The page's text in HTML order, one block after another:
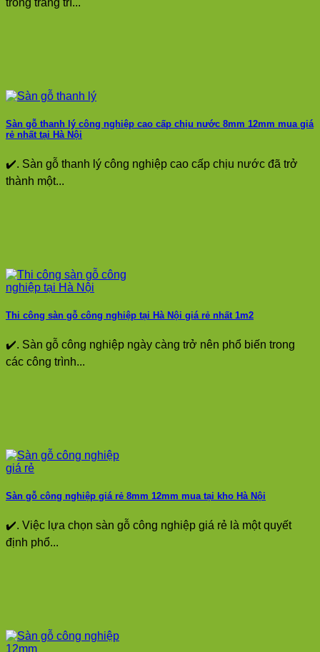
trong trang trí...
Sàn gỗ thanh lý công nghiệp cao cấp chịu nước 8mm 12mm mua giá
rẻ nhất tại Hà Nội
✔️. Sàn gỗ thanh lý công nghiệp cao cấp chịu nước đã trở
thành một...
Thi công sàn gỗ công nghiệp tại Hà Nội giá rẻ nhất 1m2
✔️. Sàn gỗ công nghiệp ngày càng trở nên phổ biến trong
các công trình...
Sàn gỗ công nghiệp giá rẻ 8mm 12mm mua tại kho Hà Nội
✔️. Việc lựa chọn sàn gỗ công nghiệp giá rẻ là một quyết
định phổ...